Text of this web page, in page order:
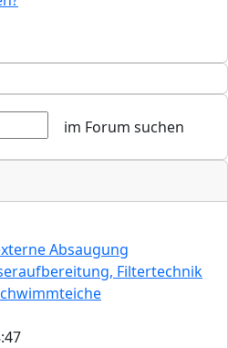
Absaugung
Filtertechnik